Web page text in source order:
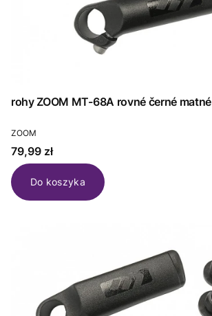
rohy ZOOM MT-68A rovné černé matné
PRODUCENT
ZOOM
Cena
79,99 zł
Do koszyka